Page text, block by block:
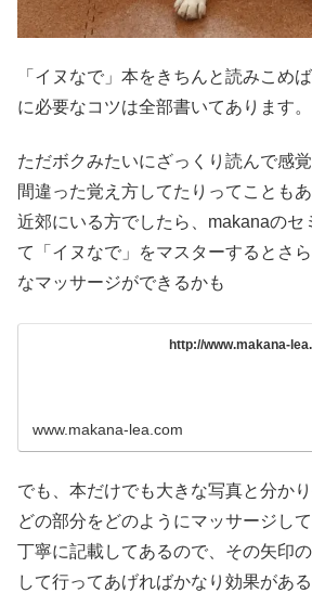
「イヌなで」本をきちんと読みこめ
に必要なコツは全部書いてあります。
ただボクみたいにざっくり読んで感
間違った覚え方してたりってことも
近郊にいる方でしたら、makanaのセ
て「イヌなで」をマスターするとさ
なマッサージができるかも
http://www.makana-
www.makana-lea.com
でも、本だけでも大きな写真と分か
どの部分をどのようにマッサージし
丁寧に記載してあるので、その矢印
して行ってあげればかなり効果があ